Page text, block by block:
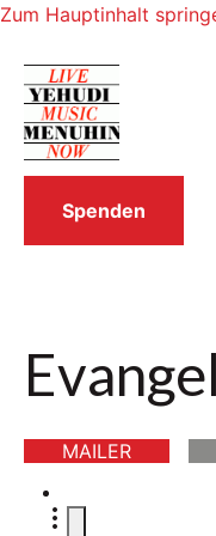
Zum Hauptinhalt
Spenden
MAILER